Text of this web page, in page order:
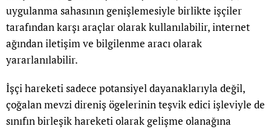
uygulanma sahasının genişlemesiyle birlikte işçiler
tarafından karşı araçlar olarak kullanılabilir, internet
ağından iletişim ve bilgilenme aracı olarak
yararlanılabilir.
İşçi hareketi sadece potansiyel dayanaklarıyla değil,
çoğalan mevzi direniş ögelerinin teşvik edici işleviyle de
sınıfın birleşik hareketi olarak gelişme olanağına